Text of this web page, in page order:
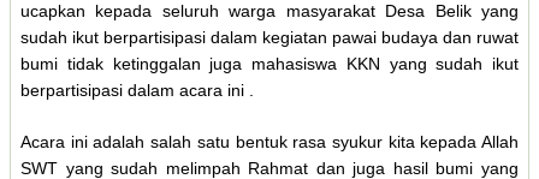
ucapkan kepada seluruh warga masyarakat Desa Belik yang
sudah ikut berpartisipasi dalam kegiatan pawai budaya dan ruwat
bumi tidak ketinggalan juga mahasiswa KKN yang sudah ikut
berpartisipasi dalam acara ini .
Acara ini adalah salah satu bentuk rasa syukur kita kepada Allah
SWT yang sudah melimpah Rahmat dan juga hasil bumi yang